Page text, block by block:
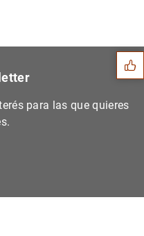
Sugerencias
para las que quieres